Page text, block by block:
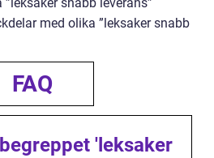
med olika ”leksaker snabb
FAQ
'leksaker